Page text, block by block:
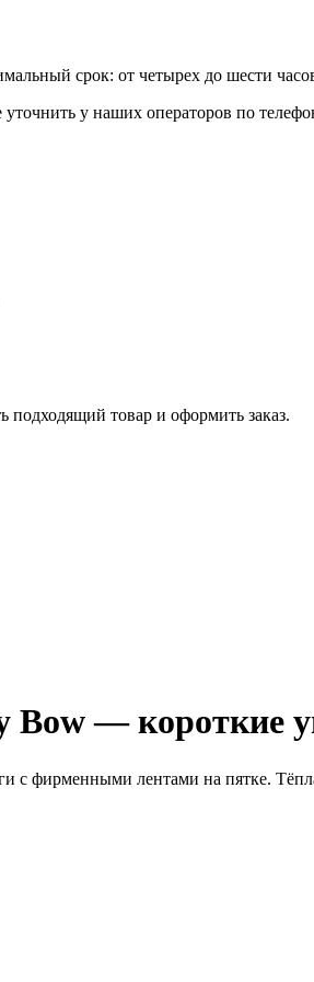
срок: от четырех до шести
у наших операторов по
товар и оформить заказ.
— короткие
фирменными лентами на пятке.